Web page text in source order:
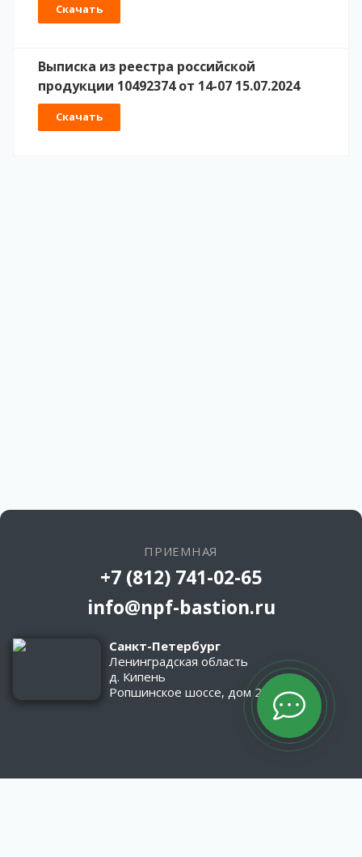
Скачать
Выписка из реестра российской
продукции 10492374 от 14-07 15.07.2024
Скачать
ПРИЕМНАЯ
+7 (812) 741-02-65
info@npf-bastion.ru
Санкт-Петербург
Ленинградская область
д. Кипень
Ропшинское шоссе, дом 2/1